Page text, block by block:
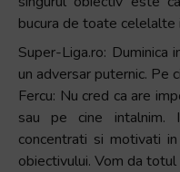
interacționați
conținutul.
bucura de toate celelalte
Super-Liga.ro: Duminica
un adversar puternic. Pe
Fercu: Nu cred ca are
sau pe cine
concentrati si motivati
obiectivului. Vom da